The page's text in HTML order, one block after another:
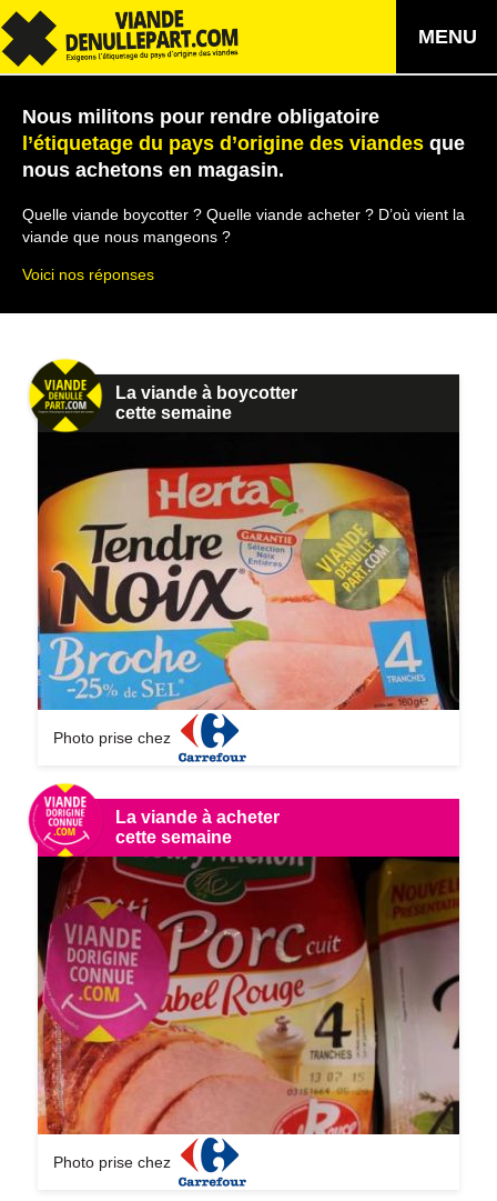
MENU
Nous militons pour rendre obligatoire
l’étiquetage du pays d’origine des viandes que
nous achetons en magasin.
Quelle viande boycotter ? Quelle viande acheter ? D’où vient la
viande que nous mangeons ?
Voici nos réponses
La viande à boycotter
cette semaine
Photo prise chez
La viande à acheter
cette semaine
Photo prise chez